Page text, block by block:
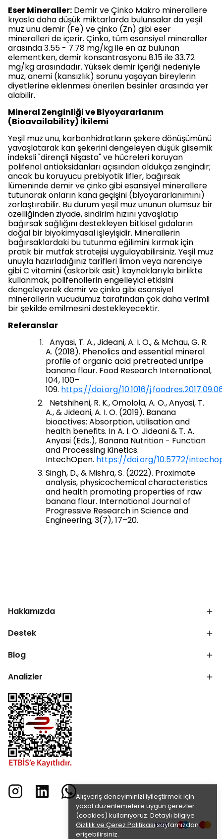
Alışveriş deneyiminizi iyileştirmek için
yasal düzenlemelere uygun çerezler
(cookies) kullanıyoruz. Detaylı bilgiye
Gizlilik ve Çerez Politikasısayfamızdan
erişebilirsiniz.
Eser Mineraller: Demir ve Çinko Makro minerallere
kıyasla daha düşük miktarlarda bulunsalar da yeşil
muz unu demir (Fe) ve çinko (Zn) gibi eser
mineralleri de içerir. Çinko, tüm esansiyel mineraller
arasında 3.55 - 7.78 mg/kg ile en az bulunan
elementken, demir konsantrasyonu 8.15 ile 33.72
mg/kg arasındadır. Yüksek demir içeriği nedeniyle
muz, anemi (kansızlık) sorunu yaşayan bireylerin
diyetlerine eklenmesi önerilen besinler arasında yer
alabilir.
Mineral Zenginliği ve Biyoyararlanım
(Bioavailability) İkilemi
Yeşil muz unu, karbonhidratların şekere dönüşümünü
yavaşlatarak kan şekerini dengeleyen düşük glisemik
indeksli "dirençli Nişasta" ve hücreleri koruyan
polifenol antioksidanları açısından oldukça zengindir;
ancak bu koruyucu prebiyotik lifler, bağırsak
lümeninde demir ve çinko gibi esansiyel minerallere
tutunarak onların kana geçişini (biyoyararlanımını)
zorlaştırabilir. Bu durum yeşil muz ununun olumsuz bir
özelliğinden ziyade, sindirim hızını yavaşlatıp
bağırsak sağlığını destekleyen bitkisel gıdaların
doğal bir biyokimyasal işleyişidir. Minerallerin
bağırsaklardaki bu tutunma eğilimini kırmak için
pratik bir mutfak stratejisi uygulayabilirsiniz. Yeşil muz
unuyla hazırladığınız tarifleri limon veya narenciye
gibi C vitamini (askorbik asit) kaynaklarıyla birlikte
kullanmak, polifenollerin engelleyici etkisini
dengeleyerek demir ve çinko gibi esansiyel
minerallerin vücudumuz tarafından çok daha verimli
bir şekilde emilmesini destekleyecektir.
Referanslar
Anyasi, T. A., Jideani, A. I. O., & Mchau, G. R.
A. (2018). Phenolics and essential mineral
profile of organic acid pretreated unripe
banana flour. Food Research International,
104, 100–
109. https://doi.org/10.1016/
Netshiheni, R. K., Omolola, A. O., Anyasi, T.
A., & Jideani, A. I. O. (2019). Banana
bioactives: Absorption, utilisation and
health benefits. In A. I. O. Jideani & T. A.
Anyasi (Eds.), Banana Nutrition - Function
and Processing Kinetics.
IntechOpen. https://doi.org/10.5772/
Singh, D., & Mishra, S. (2022). Proximate
analysis, physicochemical characteristics
and health promoting properties of raw
banana flour. International Journal of
Progressive Research in Science and
Engineering, 3(7), 17–20.
Hakkımızda
Destek
Blog
Analizler